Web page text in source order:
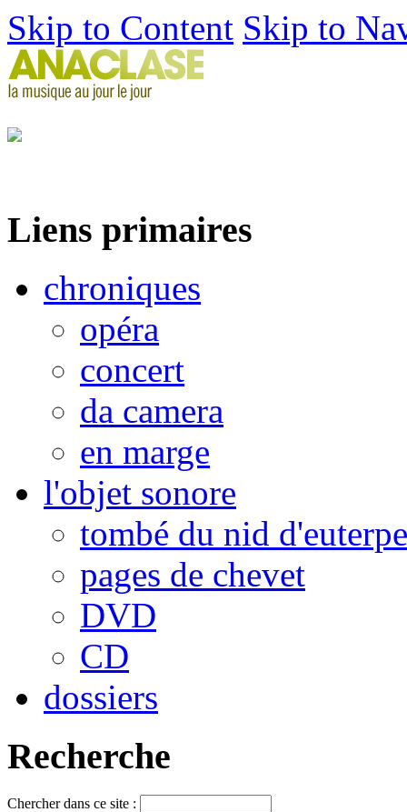
Skip to Content Skip to
Liens primaires
chroniques
opéra
concert
da camera
en marge
l'objet sonore
tombé du nid d'euterpe
pages de chevet
DVD
CD
dossiers
Recherche
Chercher dans ce site :